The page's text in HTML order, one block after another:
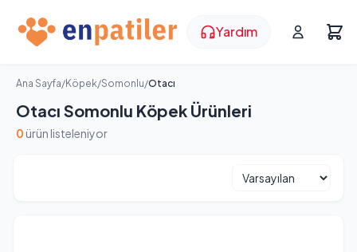
Yardım
Ana Sayfa/Köpek/Somonlu/Otacı
Otacı Somonlu Köpek Ürünleri
0 ürün listeleniyor